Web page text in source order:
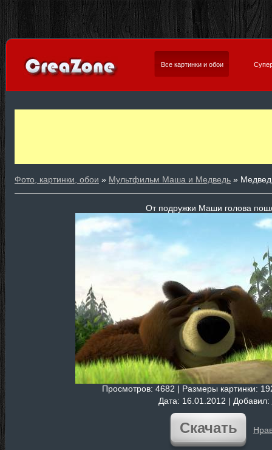
Все картинки и обои
Фото, картинки, обои » Мультфильм Маша и Медведь »
От подружки Маши голова
Просмотров: 4682 | Размеры картинки:
Дата: 16.01.2012 | Добавил:
Скачать